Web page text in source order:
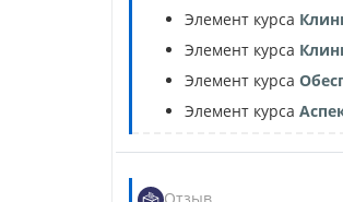
Элемент курса
Элемент курса
Элемент курса
Элемент курса
ОтзывОбратная связь